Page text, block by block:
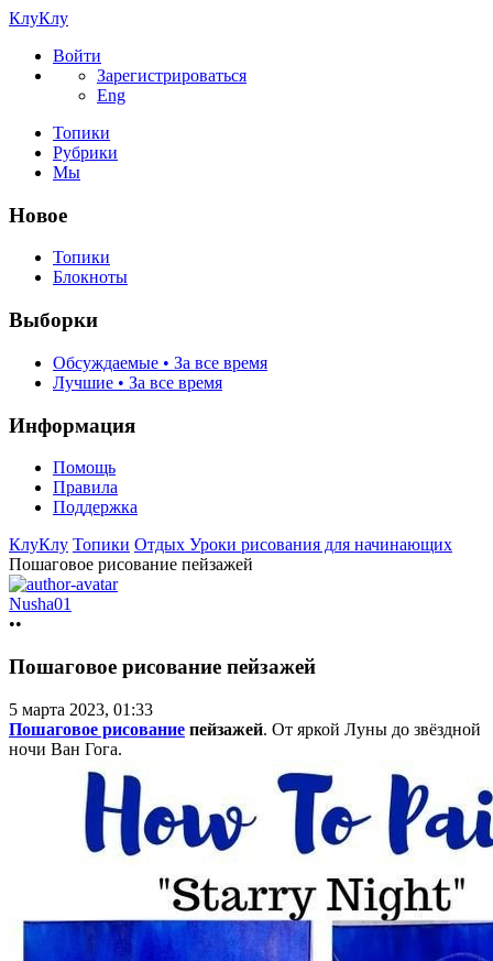
КлуКлу
Войти
Зарегистрироваться
Eng
Топики
Рубрики
Мы
Новое
Топики
Блокноты
Выборки
Обсуждаемые • За все время
Лучшие • За все время
Информация
Помощь
Правила
Поддержка
КлуКлу Топики Отдых Уроки рисования для начинающих
Пошаговое рисование пейзажей
Nusha01
••
Пошаговое рисование пейзажей
5 марта 2023, 01:33
Пошаговое рисование пейзажей. От яркой Луны до звёздной
ночи Ван Гога.